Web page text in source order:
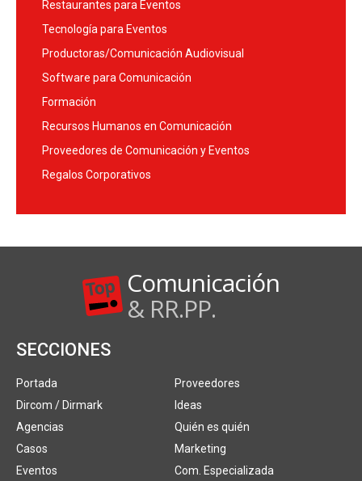
Restaurantes para Eventos
Tecnología para Eventos
Productoras/Comunicación Audiovisual
Software para Comunicación
Formación
Recursos Humanos en Comunicación
Proveedores de Comunicación y Eventos
Regalos Corporativos
Comunicación
& RR.PP.
SECCIONES
Portada
Dircom / Dirmark
Agencias
Casos
Eventos
Proveedores
Ideas
Quién es quién
Marketing
Com. Especializada